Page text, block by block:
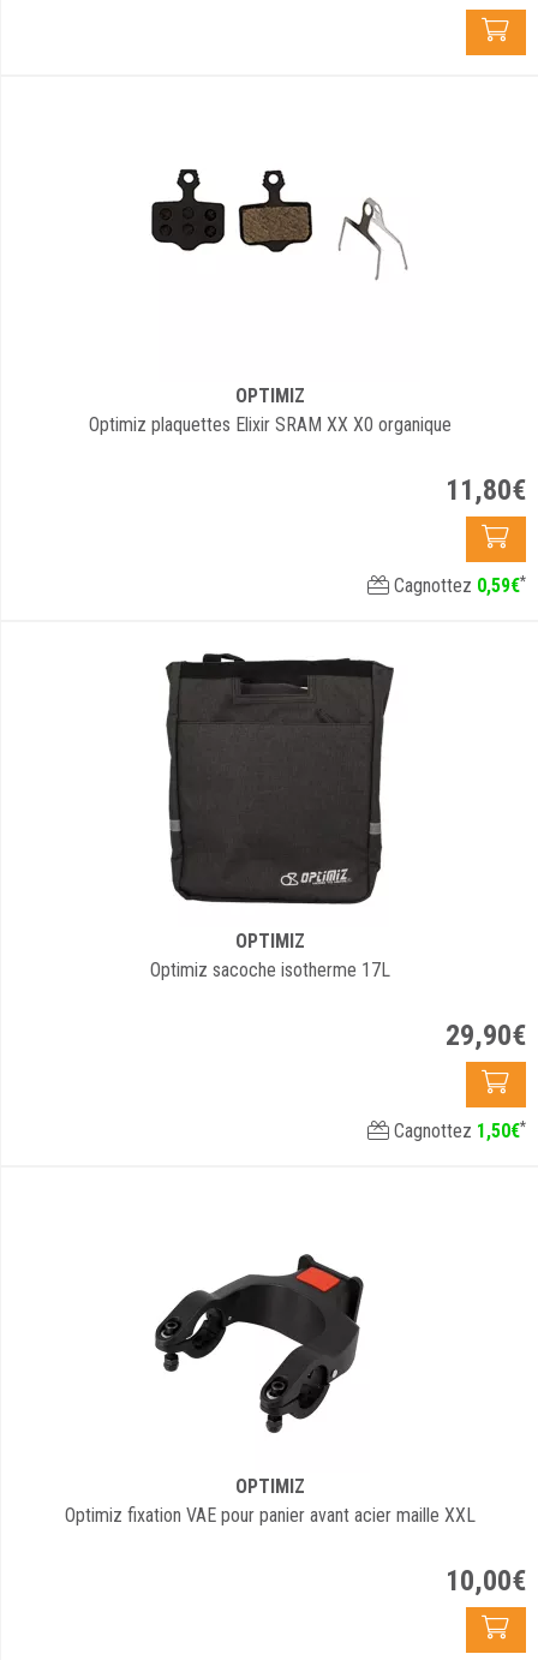
OPTIMIZ
Optimiz plaquettes Elixir SRAM XX X0 organique
11,80€
Cagnottez 0,59€*
OPTIMIZ
Optimiz sacoche isotherme 17L
29,90€
Cagnottez 1,50€*
OPTIMIZ
Optimiz fixation VAE pour panier avant acier maille XXL
10,00€